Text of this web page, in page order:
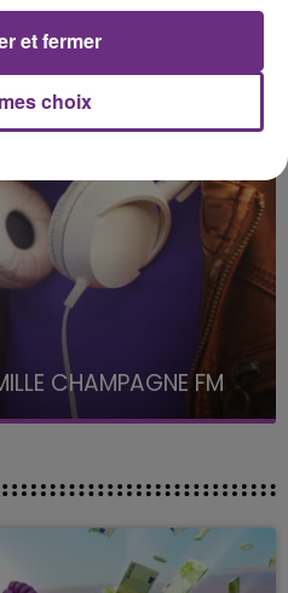
Shake It Off
CHAMPAGNE FM
choix
et fermer